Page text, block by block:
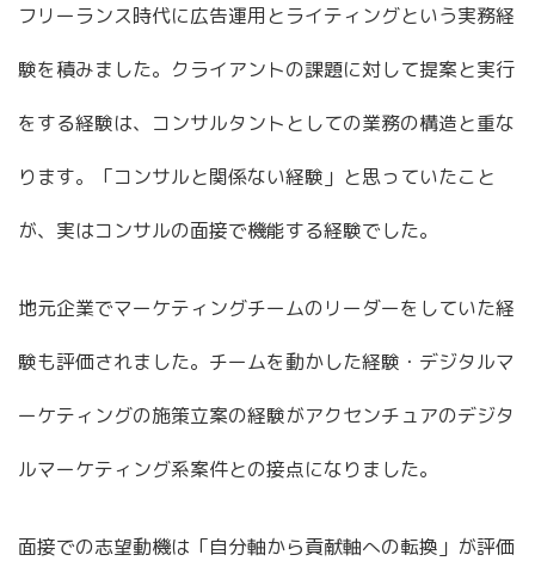
フリーランス時代に広告運用とライティングという実務経
験を積みました。クライアントの課題に対して提案と実行
をする経験は、コンサルタントとしての業務の構造と重な
ります。「コンサルと関係ない経験」と思っていたこと
が、実はコンサルの面接で機能する経験でした。
地元企業でマーケティングチームのリーダーをしていた経
験も評価されました。チームを動かした経験・デジタルマ
ーケティングの施策立案の経験がアクセンチュアのデジタ
ルマーケティング系案件との接点になりました。
面接での志望動機は「自分軸から貢献軸への転換」が評価